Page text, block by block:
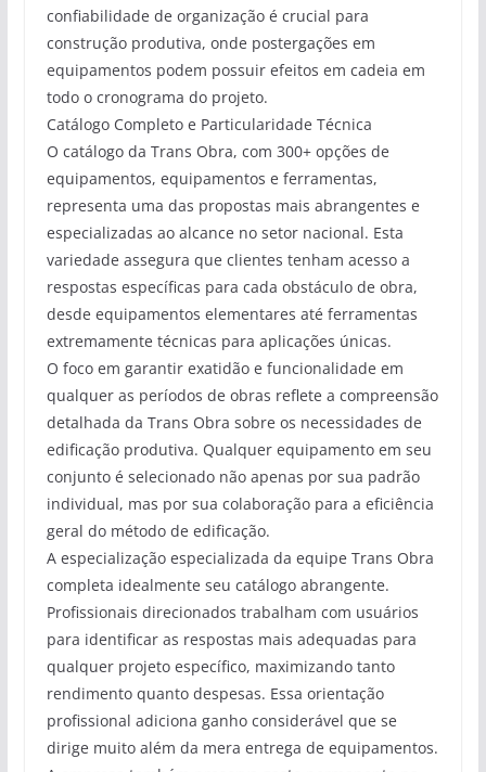
confiabilidade de organização é crucial para
construção produtiva, onde postergações em
equipamentos podem possuir efeitos em cadeia em
todo o cronograma do projeto.
Catálogo Completo e Particularidade Técnica
O catálogo da Trans Obra, com 300+ opções de
equipamentos, equipamentos e ferramentas,
representa uma das propostas mais abrangentes e
especializadas ao alcance no setor nacional. Esta
variedade assegura que clientes tenham acesso a
respostas específicas para cada obstáculo de obra,
desde equipamentos elementares até ferramentas
extremamente técnicas para aplicações únicas.
O foco em garantir exatidão e funcionalidade em
qualquer as períodos de obras reflete a compreensão
detalhada da Trans Obra sobre os necessidades de
edificação produtiva. Qualquer equipamento em seu
conjunto é selecionado não apenas por sua padrão
individual, mas por sua colaboração para a eficiência
geral do método de edificação.
A especialização especializada da equipe Trans Obra
completa idealmente seu catálogo abrangente.
Profissionais direcionados trabalham com usuários
para identificar as respostas mais adequadas para
qualquer projeto específico, maximizando tanto
rendimento quanto despesas. Essa orientação
profissional adiciona ganho considerável que se
dirige muito além da mera entrega de equipamentos.